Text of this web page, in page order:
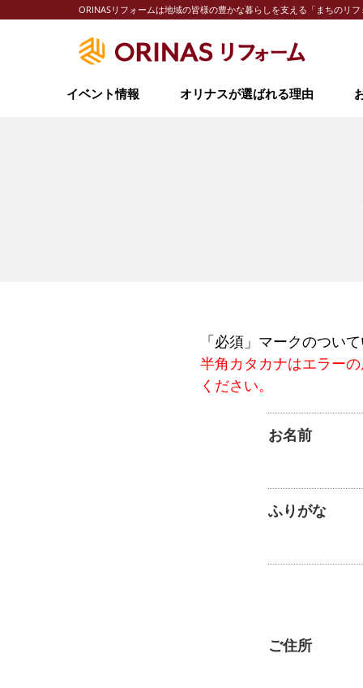
ORINASリフォームは地域の皆様の豊かな暮らしを支える「まちのリ
イベント情報 オリナスが選ばれる理由
「必須」マークのつい
半角カタカナはエラー
ください。
お名前
ふりがな
ご住所